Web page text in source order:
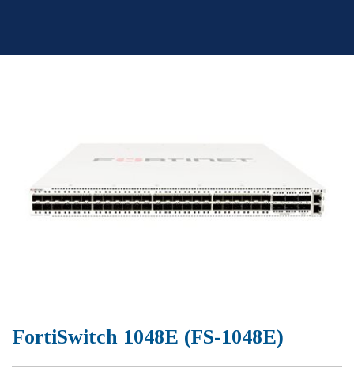
FortiSwitch 1048E (FS-1048E)